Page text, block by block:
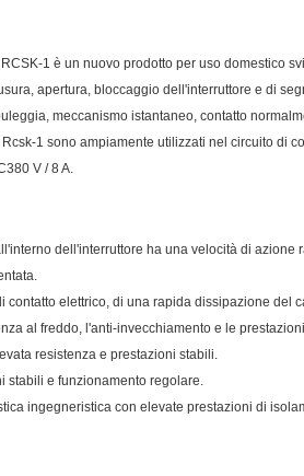
1 è un nuovo prodotto per uso domestico
apertura, bloccaggio dell'interruttore e di
meccanismo istantaneo, contatto
1 sono ampiamente utilizzati nel circuito di
V / 8 A.
dell'interruttore ha una velocità di
contatto elettrico, di una rapida dissipazione
al freddo, l'anti-invecchiamento e le
resistenza e prestazioni stabili.
stabili e funzionamento regolare.
ingegneristica con elevate prestazioni di